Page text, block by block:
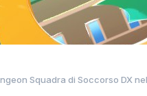
Squadra di Soccorso DX